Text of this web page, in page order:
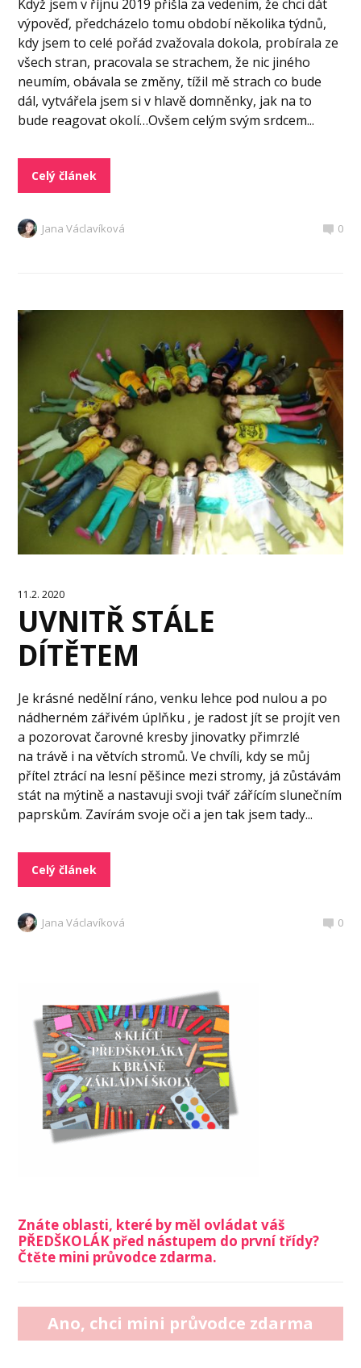
Když jsem v říjnu 2019 přišla za vedením, že chci dát
výpověď, předcházelo tomu období několika týdnů,
kdy jsem to celé pořád zvažovala dokola, probírala ze
všech stran, pracovala se strachem, že nic jiného
neumím, obávala se změny, tížil mě strach co bude
dál, vytvářela jsem si v hlavě domněnky, jak na to
bude reagovat okolí…Ovšem celým svým srdcem...
Celý článek
Jana Václavíková 0
11.2. 2020
UVNITŘ STÁLE
DÍTĚTEM
Je krásné nedělní ráno, venku lehce pod nulou a po
nádherném zářivém úplňku , je radost jít se projít ven
a pozorovat čarovné kresby jinovatky přimrzlé
na trávě i na větvích stromů. Ve chvíli, kdy se můj
přítel ztrácí na lesní pěšince mezi stromy, já zůstávám
stát na mýtině a nastavuji svoji tvář zářícím slunečním
paprskům. Zavírám svoje oči a jen tak jsem tady...
Celý článek
Jana Václavíková 0
Znáte oblasti, které by měl ovládat váš
PŘEDŠKOLÁK před nástupem do první třídy?
Čtěte mini průvodce zdarma.
Ano, chci mini průvodce zdarma